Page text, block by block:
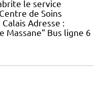
le service
de Soins
Adresse :
Massane" Bus ligne 6